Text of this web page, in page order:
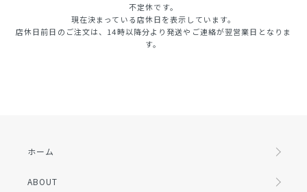
不定休です。
現在決まっている店休日を表示しています。
店休日前日のご注文は、14時以降分より発送やご連絡が翌営業日となりま
す。
ホーム
ABOUT